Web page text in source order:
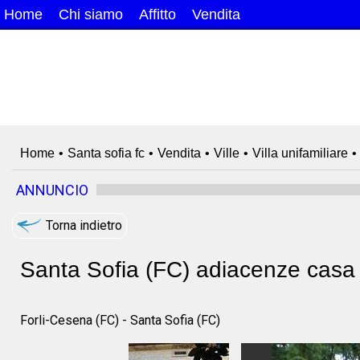
Home Chi siamo Affitto Vendita
Home • Santa sofia fc • Vendita • Ville • Villa unifamiliare •
ANNUNCIO
Torna indietro
Santa Sofia (FC) adiacenze
Forli-Cesena (FC) - Santa Sofia (FC)